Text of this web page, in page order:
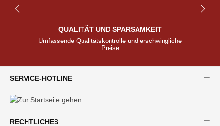
QUALITÄT UND SPARSAMKEIT
Umfassende Qualitätskontrolle und erschwingliche
Preise
SERVICE-HOTLINE
RECHTLICHES